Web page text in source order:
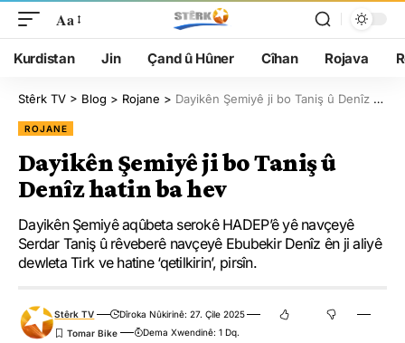
Aa
Kurdistan Jin Çand û Hûner Cîhan Rojava
Stêrk TV > Blog > Rojane > Dayikên Şemiyê ji bo Taniş û Denîz hatin ba hev
ROJANE
Dayikên Şemiyê ji bo Taniş û
Denîz hatin ba hev
Dayikên Şemiyê aqûbeta serokê HADEP’ê yê navçeyê
Serdar Taniş û rêveberê navçeyê Ebubekir Denîz ên ji aliyê
dewleta Tirk ve hatine ‘qetilkirin’, pirsîn.
Stêrk TV
Dîroka Nûkirinê: 27. Çile 2025
Dema Xwendinê: 1 Dq.